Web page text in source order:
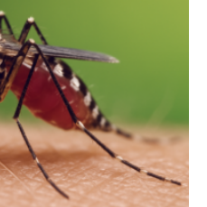
von Millionen Jahren
eine Gruppe heraus,
vorkommt: die
Einige Arten
dichte Geflechte
Was auffällig ist: Die